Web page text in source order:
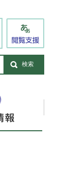
閲覧支援
検索
報